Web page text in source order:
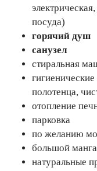
посуда)
горячий душ
санузел
стиральная
полотенца,
отопление
парковка
по желанию
большой
натуральные